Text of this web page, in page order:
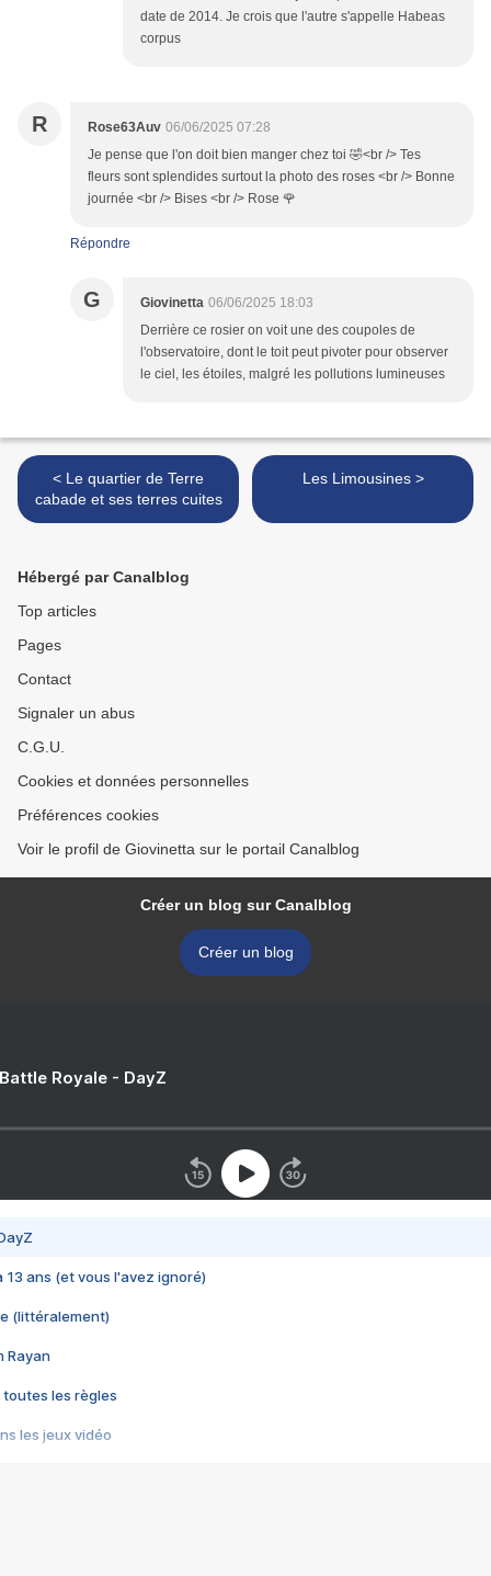
date de 2014. Je crois que l'autre s'appelle Habeas
corpus
R Rose63Auv 06/06/2025 07:28
Je pense que l'on doit bien manger chez toi 🤣<br /> Tes
fleurs sont splendides surtout la photo des roses <br /> Bonne
journée <br /> Bises <br /> Rose 🌹
Répondre
G Giovinetta 06/06/2025 18:03
Derrière ce rosier on voit une des coupoles de
l'observatoire, dont le toit peut pivoter pour observer
le ciel, les étoiles, malgré les pollutions lumineuses
< Le quartier de Terre
cabade et ses terres cuites
Les Limousines >
Hébergé par Canalblog
Top articles
Pages
Contact
Signaler un abus
C.G.U.
Cookies et données personnelles
Préférences cookies
Voir le profil de Giovinetta sur le portail Canalblog
Créer un blog sur Canalblog
Créer un blog
Royale - DayZ
13 ans (et vous l'avez ignoré)
(littéralement)
Rayan
toutes les règles
les jeux vidéo